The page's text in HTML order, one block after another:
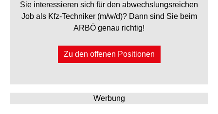
Sie interessieren sich für den abwechslungsreichen
Job als Kfz-Techniker (m/w/d)? Dann sind Sie beim
ARBÖ genau richtig!
Zu den offenen Positionen
Werbung